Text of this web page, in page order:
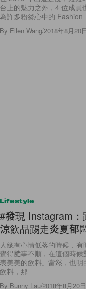
台上的魅力之外，4 位成員
為許多粉絲心中的 Fashion
By Ellen Wang/2018年8月20日
Lifestyle
#發現 Instagram
涼飲品踢走炎夏郁
人總有心情低落的時候，
覺得諸事不順，在這個時
表美美的飲料。當然，也
飲料，那
By Bunny Lau/2018年8月20日